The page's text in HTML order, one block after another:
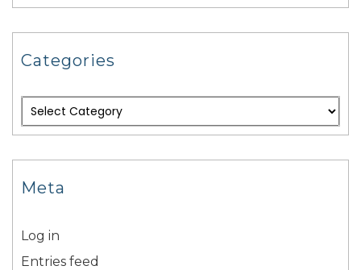
Categories
Meta
Log in
Entries feed